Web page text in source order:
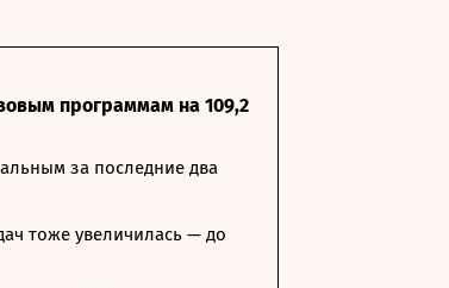
программам на 109,2
за последние два
тоже увеличилась — до